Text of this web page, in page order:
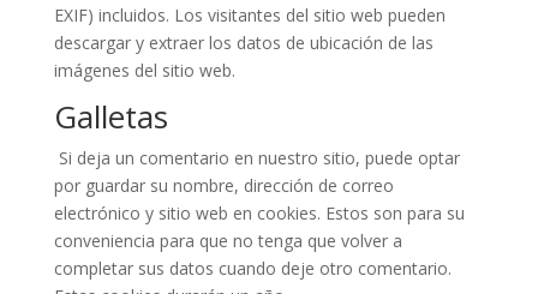
EXIF) incluidos. Los visitantes del sitio web pueden
descargar y extraer los datos de ubicación de las
imágenes del sitio web.
Galletas
Si deja un comentario en nuestro sitio, puede optar
por guardar su nombre, dirección de correo
electrónico y sitio web en cookies. Estos son para su
conveniencia para que no tenga que volver a
completar sus datos cuando deje otro comentario.